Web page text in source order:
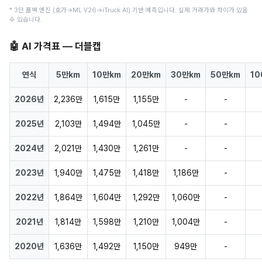
* 3단 폴백 엔진 (호가→ML V26→iTruck AI) 기반 예측입니다. 실제 거래가와 차이가 있을
수 있습니다.
🤖 AI 가격표 — 더블캡
연식 5만km 10만km 20만km 30만km 50만km
2026년 2,236만 1,615만 1,155만 - -
2025년 2,103만 1,494만 1,045만 - -
2024년 2,021만 1,430만 1,261만 - -
2023년 1,940만 1,475만 1,418만 1,186만 -
2022년 1,864만 1,604만 1,292만 1,060만 -
2021년 1,814만 1,598만 1,210만 1,004만 -
2020년 1,636만 1,492만 1,150만 949만 -